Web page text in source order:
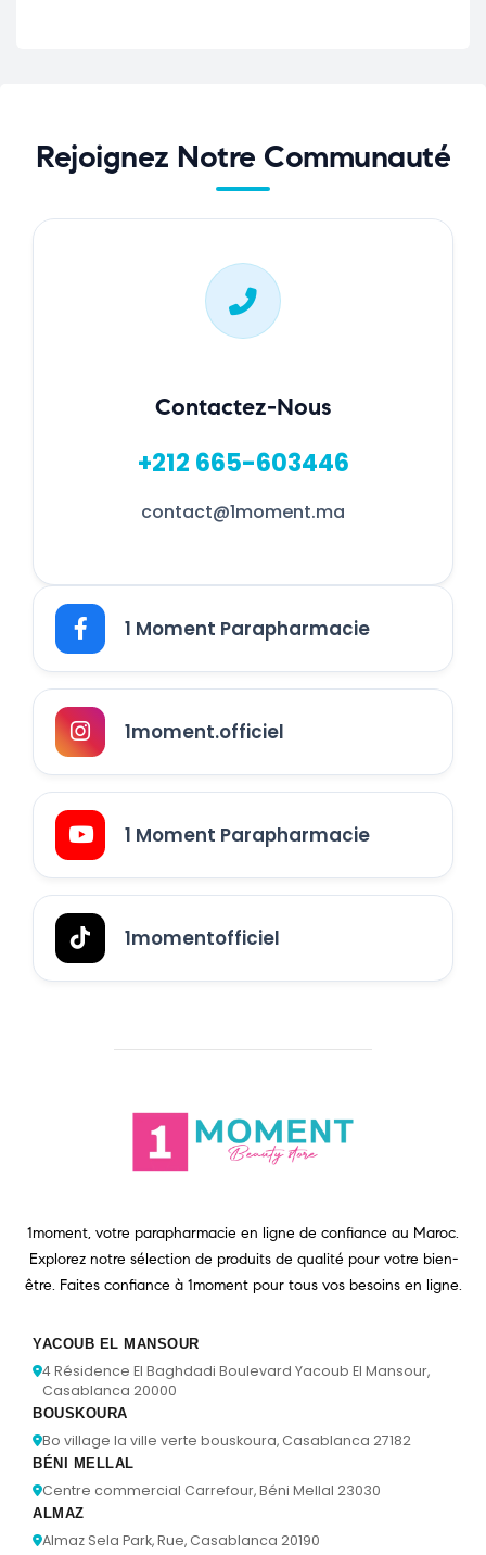
Rejoignez Notre Communauté
Contactez-Nous
+212 665-603446
contact@1moment.ma
1 Moment Parapharmacie
1moment.officiel
1 Moment Parapharmacie
1momentofficiel
1moment, votre parapharmacie en ligne de confiance au Maroc.
Explorez notre sélection de produits de qualité pour votre bien-
être. Faites confiance à 1moment pour tous vos besoins en ligne.
YACOUB EL MANSOUR
4 Résidence El Baghdadi Boulevard Yacoub El Mansour,
Casablanca 20000
BOUSKOURA
Bo village la ville verte bouskoura, Casablanca 27182
BÉNI MELLAL
Centre commercial Carrefour, Béni Mellal 23030
ALMAZ
Almaz Sela Park, Rue, Casablanca 20190